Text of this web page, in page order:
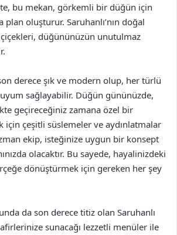
bu mekan, görkemli bir düğün için
oluşturur. Saruhanlı’nın doğal
düğününüzün unutulmaz
derece şık ve modern olup, her türlü
sağlayabilir. Düğün gününüzde,
geçireceğiniz zamana özel bir
için çeşitli süslemeler ve aydınlatmalar
ekip, isteğinize uygun bir konsept
olacaktır. Bu sayede, hayalinizdeki
dönüştürmek için gereken her şey
da son derece titiz olan Saruhanlı
sunacağı lezzetli menüler ile